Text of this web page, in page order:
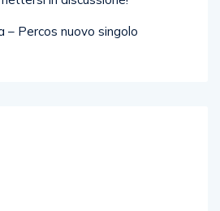
– Percos nuovo singolo